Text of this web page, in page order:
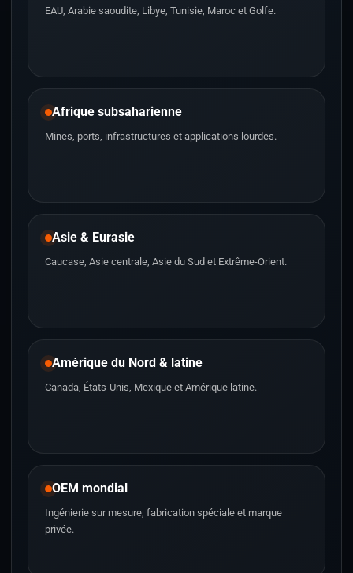
EAU, Arabie saoudite, Libye, Tunisie, Maroc et Golfe.
Afrique subsaharienne
Mines, ports, infrastructures et applications lourdes.
Asie & Eurasie
Caucase, Asie centrale, Asie du Sud et Extrême-Orient.
Amérique du Nord & latine
Canada, États-Unis, Mexique et Amérique latine.
OEM mondial
Ingénierie sur mesure, fabrication spéciale et marque
privée.